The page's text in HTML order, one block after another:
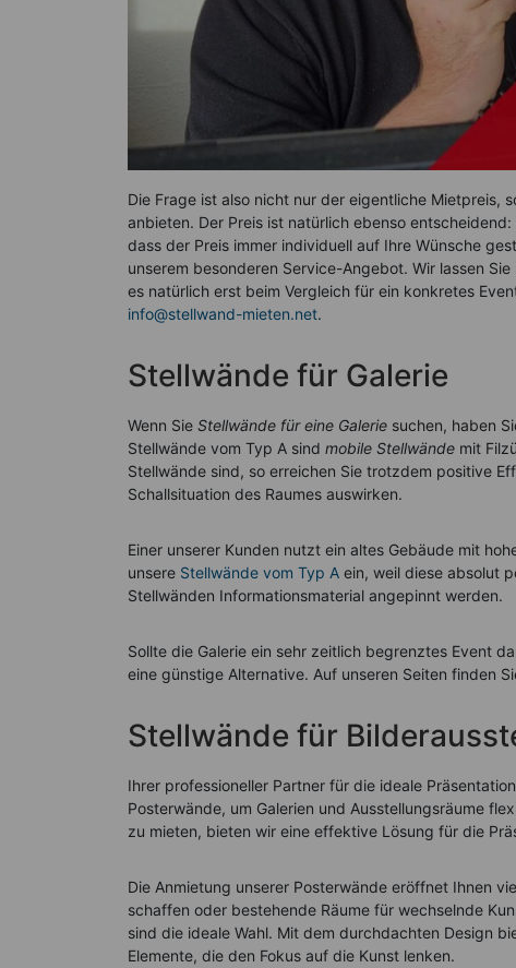
Die Frage ist also nicht nur der eigentliche Mietpreis,
anbieten. Der Preis ist natürlich ebenso
dass der Preis immer individuell auf Ihre Wünsche
unserem besonderen Service-Angebot. Wir lassen
es natürlich erst beim Vergleich für ein konkretes
info@stellwand-mieten.net.
Stellwände für Galerie
Wenn Sie Stellwände für eine Galerie suchen, haben
Stellwände vom Typ A sind mobile Stellwände mit
Stellwände sind, so erreichen Sie trotzdem positive
Schallsituation des Raumes auswirken.
Einer unserer Kunden nutzt ein altes Gebäude mit
unsere Stellwände vom Typ A ein, weil diese absolut
Stellwänden Informationsmaterial angepinnt werden.
Sollte die Galerie ein sehr zeitlich begrenztes Event
eine günstige Alternative. Auf unseren Seiten finden
Stellwände für
Ihrer professioneller Partner für die ideale
Posterwände, um Galerien und Ausstellungsräume
zu mieten, bieten wir eine effektive Lösung für die
Die Anmietung unserer Posterwände eröffnet Ihnen
schaffen oder bestehende Räume für wechselnde
sind die ideale Wahl. Mit dem durchdachten Design
Elemente, die den Fokus auf die Kunst lenken.